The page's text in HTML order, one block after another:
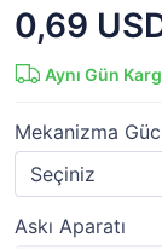
0,69
Aynı Gün
Mekanizma
Askı Aparatı